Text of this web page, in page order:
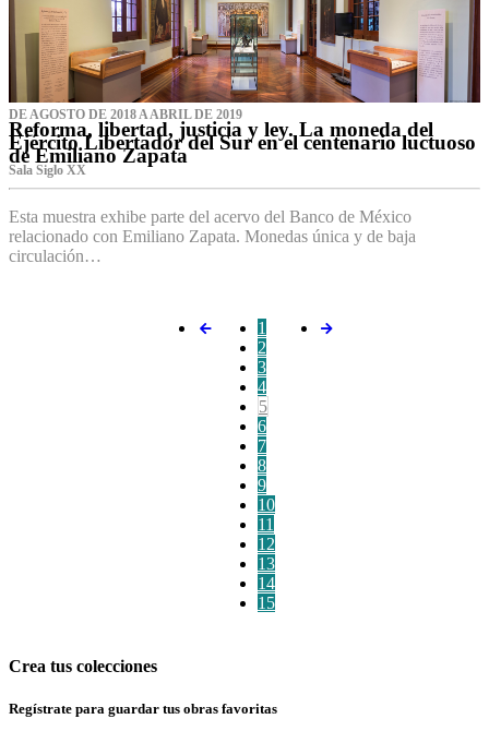
DE AGOSTO DE 2018 A ABRIL DE 2019
Reforma, libertad, justicia y ley. La moneda del
Ejército Libertador del Sur en el centenario luctuoso
de Emiliano Zapata
Sala Siglo XX
Esta muestra exhibe parte del acervo del Banco de México
relacionado con Emiliano Zapata. Monedas única y de baja
circulación…
1
2
3
4
5
6
7
8
9
10
11
12
13
14
15
Crea tus colecciones
Regístrate para guardar tus obras favoritas